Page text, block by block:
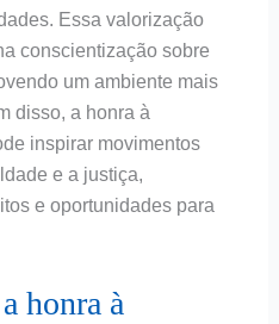
Essa valorização
conscientização sobre
um ambiente mais
disso, a honra à
inspirar movimentos
e a justiça,
e oportunidades para
honra à